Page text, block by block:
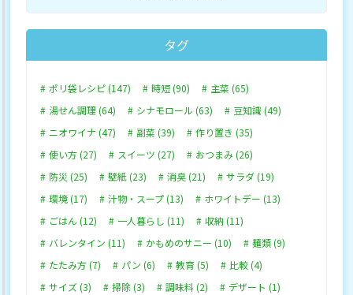
タグ
ポリ袋レシピ (147) 時短 (90)
主菜 (65)
湯せん調理 (64)
シナモロール (63)
豆知識 (49)
ニオワイナ (47)
副菜 (39)
作り置き (35)
使い方 (27)
スイーツ (27)
おつまみ (26)
防災 (25)
壁紙 (23) 消臭 (21)
サラダ (19)
環境 (17)
汁物・スープ (13)
ホワイトデー (13)
ごはん (12)
一人暮らし (11)
収納 (11)
バレンタイン (11)
かもめのサニー (10)
麺類 (9)
たたみ方 (7)
パン (6) 教育 (5)
比較 (4)
サイズ (3)
掃除 (3) 調味料 (2)
デザート (1)